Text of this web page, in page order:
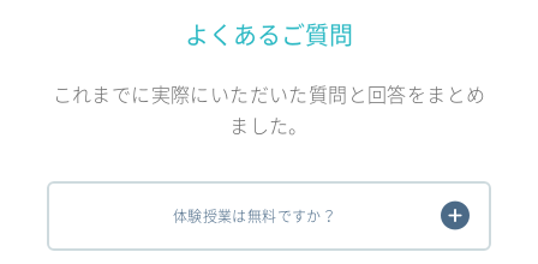
よくあるご質問
これまでに実際にいただいた質問と回答をまとめ
ました。
体験授業は無料ですか？